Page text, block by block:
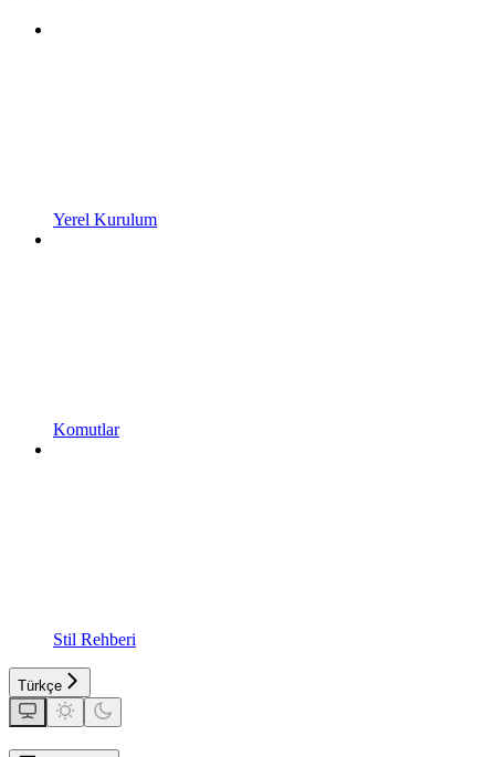
Yerel Kurulum
Komutlar
Stil Rehberi
Türkçe